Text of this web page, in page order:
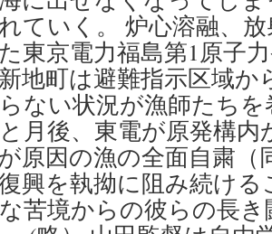
ていく。 炉心溶融、
東京電力福島第1原子
地町は避難指示区域
ない状況が漁師たち
月後、東電が原発構内
原因の漁の全面自粛（
興を執拗に阻み続け
苦境からの彼らの長